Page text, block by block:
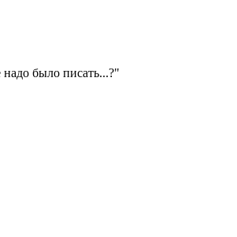
было писать...?"